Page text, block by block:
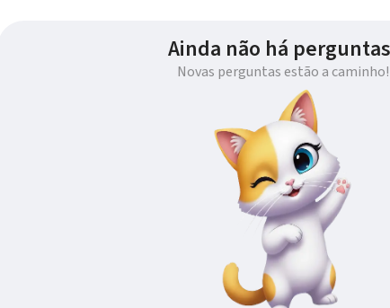
Ainda não há
Novas perguntas estão a caminho!